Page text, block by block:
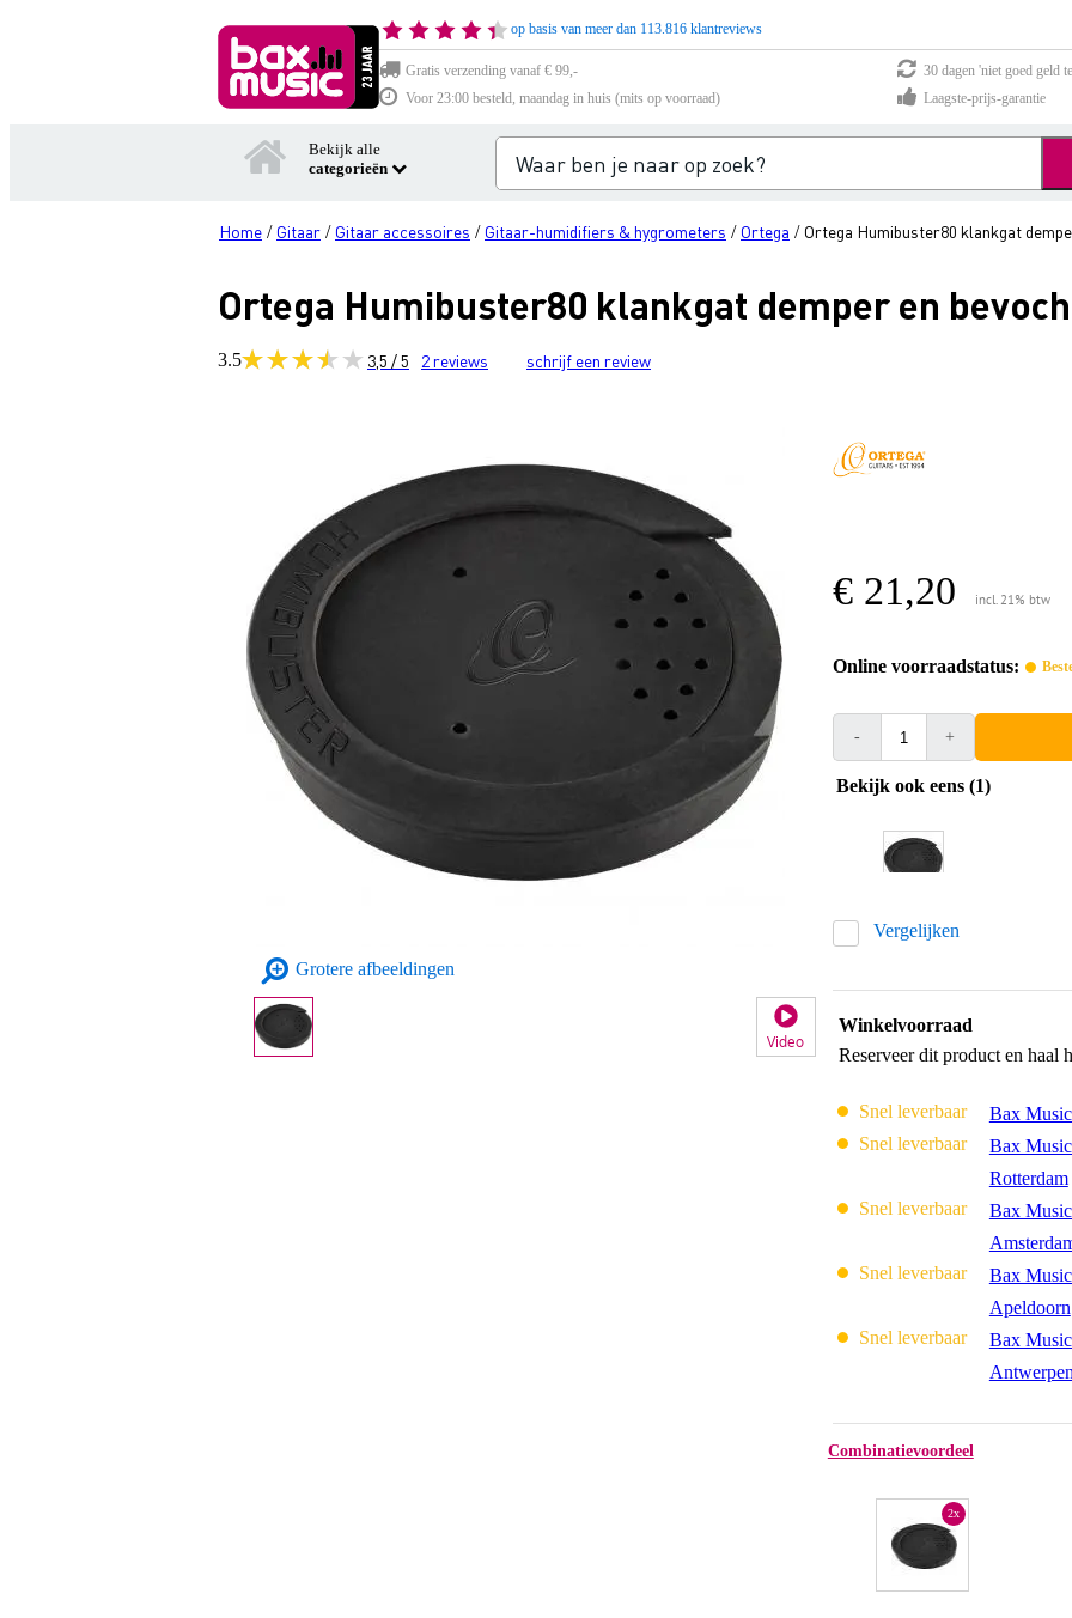
op basis van meer dan 113.816 klantreviews
Gratis verzending vanaf € 99,-
30 dagen 'niet goed geld
Voor 23:00 besteld, maandag in huis (mits op voorraad)
Laagste-prijs-garantie
Bekijk alle
categorieën
Home / Gitaar / Gitaar accessoires / Gitaar-humidifiers & hygrometers / Ortega / Ortega Humibuster80 klankgat
Ortega Humibuster80 klankgat demper en
3.5 3,5 / 5 2reviews schrijf een review
Grotere afbeeldingen
Video
€ 21,20 incl. 21% btw
Online voorraadstatus:
- +
Bekijk ook eens (1)
Vergelijken
Winkelvoorraad
Reserveer dit product en haal
Snel leverbaar Bax
Snel leverbaar
Bax
Rotterdam
Snel leverbaar
Bax
Snel leverbaar
Bax
Apeldoorn
Snel leverbaar
Bax
Antwerpen
Combinatievoordeel
2x